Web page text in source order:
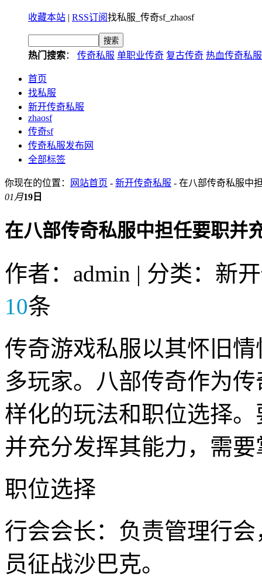
收藏本站 | RSS订阅找私服_传奇sf_zhaosf
热门搜索： 传奇私服 单职业传奇 复古传奇 热血传奇私服
首页
找私服
新开传奇私服
zhaosf
传奇sf
传奇私服发布网
全部标签
你现在的位置： 网站首页 - 新开传奇私服 - 在八部传奇私服中
01月19日
在八部传奇私服中担任要职并
作者：admin | 分类：新
10条
传奇游戏私服以其怀旧
多玩家。八部传奇作为
样化的玩法和职位选择
并充分发挥其能力，需
职位选择
行会会长：负责管理行
员征战沙巴克。